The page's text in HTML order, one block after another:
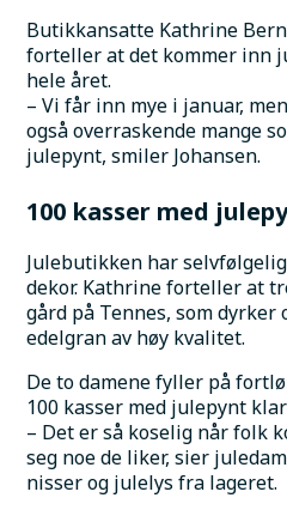
Butikkansatte Kathrine
forteller at det kommer inn
hele året.
– Vi får inn mye i januar,
også overraskende mange
julepynt, smiler Johansen.
100 kasser med
Julebutikken har
dekor. Kathrine forteller at
gård på Tennes, som dyrker
edelgran av høy kvalitet.
De to damene fyller på
100 kasser med julepynt
– Det er så koselig når folk
seg noe de liker, sier
nisser og julelys fra lageret.